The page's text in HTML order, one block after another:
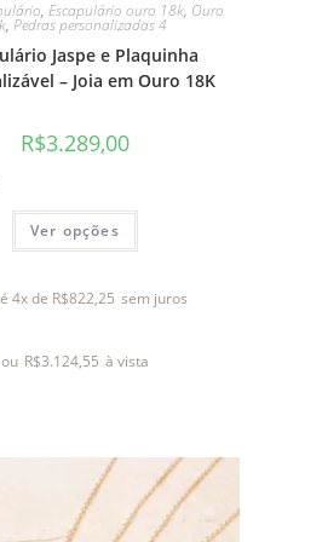
, Escapulário ouro 18k, Ouro
,Pedras personalizadas 4
Jaspe e Plaquinha
– Joia em Ouro 18K
R$3.289,00
Ver opções
4x de R$822,25 sem juros
ou R$3.124,55 à vista